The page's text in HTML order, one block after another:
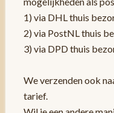
1) via DHL thuis
2) via PostNL thuis
3) via DPD thuis
We verzenden ook
tarief.